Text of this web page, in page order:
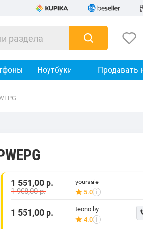
Ноутбуки Продавать
1 551,00 р.
1 908,00р.
yoursale
5.0 i
1 551,00 р.
teono.by
4.0 i